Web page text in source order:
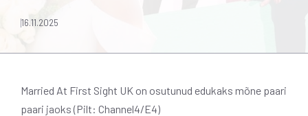
16.11.2025
Married At First Sight UK on osutunud edukaks mõne paari
paari jaoks (Pilt: Channel4/E4)